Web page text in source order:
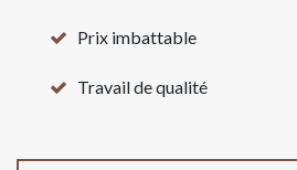
Prix imbattable
Travail de qualité